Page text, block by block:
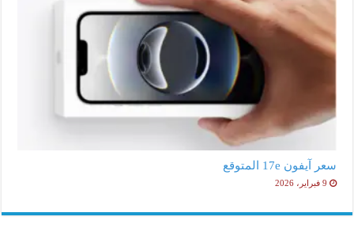
سعر آيفون 17e المتوقع
9 فبراير، 2026